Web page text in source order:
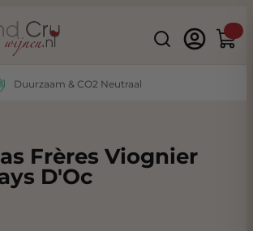
Search
Duurzaam & CO2 Neutraal
Frères Viognier
D'Oc